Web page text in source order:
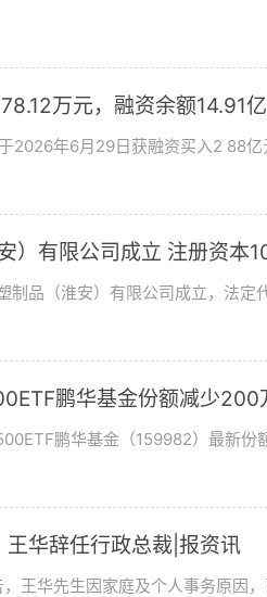
万元，融资余额14.91
2026年6月29日获融资买入2 88亿
）有限公司成立 注册资本
制品（淮安）有限公司成立，法定
鹏华基金份额减少
鹏华基金（159982）最新份
华辞任行政总裁|报资讯
王华先生因家庭及个人事务原因